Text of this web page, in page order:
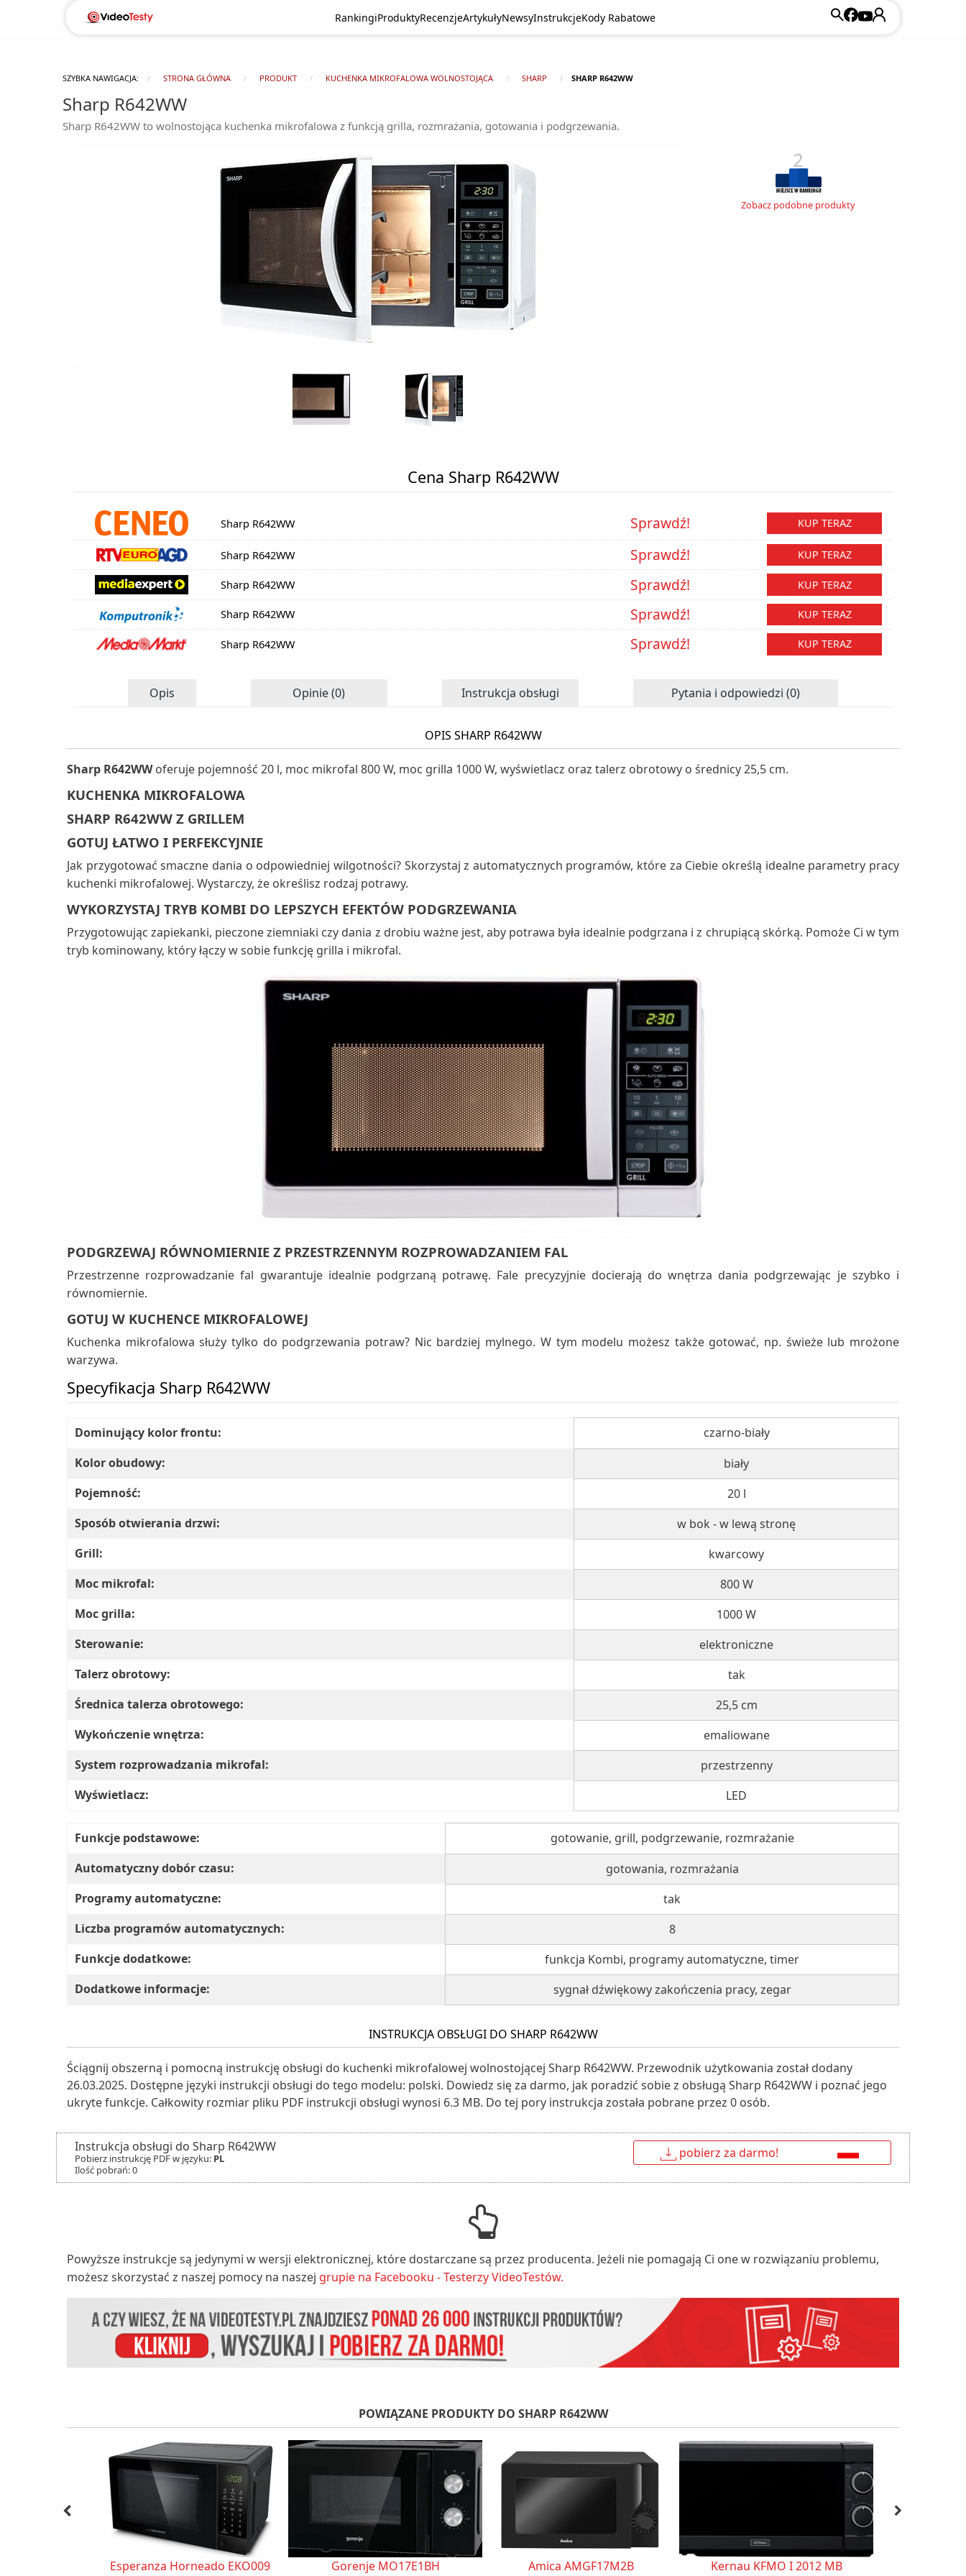
RankingiProduktyRecenzjeArtykułyNewsyInstrukcjeKody Rabatowe
SZYBKA NAWIGACJA: STRONA GŁÓWNA PRODUKT KUCHENKA MIKROFALOWA WOLNOSTOJĄCA SHARP SHARP R642WW
Sharp R642WW
Sharp R642WW to wolnostojąca kuchenka mikrofalowa z funkcją grilla, rozmrażania, gotowania i podgrzewania.
2
Zobacz podobne produkty
Cena Sharp R642WW
Sharp R642WW Sprawdź! KUP TERAZ
Sharp R642WW Sprawdź! KUP TERAZ
Sharp R642WW Sprawdź! KUP TERAZ
Sharp R642WW Sprawdź! KUP TERAZ
Sharp R642WW Sprawdź! KUP TERAZ
Opis Opinie (0) Instrukcja obsługi Pytania i odpowiedzi (0)
OPIS SHARP R642WW
Sharp R642WWoferuje pojemność 20 l, moc mikrofal 800 W, moc grilla 1000 W, wyświetlacz oraz talerz obrotowy o średnicy 25,5 cm.
KUCHENKA MIKROFALOWA
SHARP R642WW Z GRILLEM
GOTUJ ŁATWO I PERFEKCYJNIE
Jak przygotować smaczne dania o odpowiedniej wilgotności? Skorzystaj z automatycznych programów, które za Ciebie określą idealne parametry pracy
kuchenki mikrofalowej. Wystarczy, że określisz rodzaj potrawy.
WYKORZYSTAJ TRYB KOMBI DO LEPSZYCH EFEKTÓW PODGRZEWANIA
Przygotowując zapiekanki, pieczone ziemniaki czy dania z drobiu ważne jest, aby potrawa była idealnie podgrzana i z chrupiącą skórką. Pomoże Ci w tym
tryb kominowany, który łączy w sobie funkcję grilla i mikrofal.
PODGRZEWAJ RÓWNOMIERNIE Z PRZESTRZENNYM ROZPROWADZANIEM FAL
Przestrzenne rozprowadzanie fal gwarantuje idealnie podgrzaną potrawę. Fale precyzyjnie docierają do wnętrza dania podgrzewając je szybko i
równomiernie.
GOTUJ W KUCHENCE MIKROFALOWEJ
Kuchenka mikrofalowa służy tylko do podgrzewania potraw? Nic bardziej mylnego. W tym modelu możesz także gotować, np. świeże lub mrożone
warzywa.
Specyfikacja Sharp R642WW
Dominujący kolor frontu:
czarno-biały
Kolor obudowy:
biały
Pojemność:
20 l
Sposób otwierania drzwi:
w bok - w lewą stronę
Grill:
kwarcowy
Moc mikrofal:
800 W
Moc grilla:
1000 W
Sterowanie:
elektroniczne
Talerz obrotowy:
tak
Średnica talerza obrotowego:
25,5 cm
Wykończenie wnętrza:
emaliowane
System rozprowadzania mikrofal:
przestrzenny
Wyświetlacz:
LED
Funkcje podstawowe:
gotowanie, grill, podgrzewanie, rozmrażanie
Automatyczny dobór czasu:
gotowania, rozmrażania
Programy automatyczne:
tak
Liczba programów automatycznych:
8
Funkcje dodatkowe:
funkcja Kombi, programy automatyczne, timer
Dodatkowe informacje:
sygnał dźwiękowy zakończenia pracy, zegar
INSTRUKCJA OBSŁUGI DO SHARP R642WW
Ściągnij obszerną i pomocną instrukcję obsługi do kuchenki mikrofalowej wolnostojącej Sharp R642WW. Przewodnik użytkowania został dodany
26.03.2025. Dostępne języki instrukcji obsługi do tego modelu: polski. Dowiedz się za darmo, jak poradzić sobie z obsługą Sharp R642WW i poznać jego
ukryte funkcje. Całkowity rozmiar pliku PDF instrukcji obsługi wynosi 6.3 MB. Do tej pory instrukcja została pobrane przez 0 osób.
Instrukcja obsługi do Sharp R642WW
Pobierz instrukcję PDF w języku: PL
Ilość pobrań: 0
↓ pobierz za darmo!
Powyższe instrukcje są jedynymi w wersji elektronicznej, które dostarczane są przez producenta. Jeżeli nie pomagają Ci one w rozwiązaniu problemu,
możesz skorzystać z naszej pomocy na naszej grupie na Facebooku - Testerzy VideoTestów.
POWIĄZANE PRODUKTY DO SHARP R642WW
Esperanza Horneado EKO009 Gorenje MO17E1BH Amica AMGF17M2B Kernau KFMO I 2012 MB